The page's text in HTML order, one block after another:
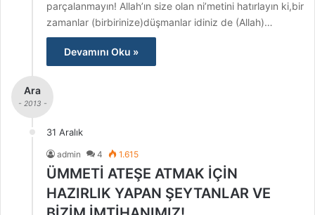
parçalanmayın! Allah’ın size olan ni’metini hatırlayın ki,bir
zamanlar (birbirinize)düşmanlar idiniz de (Allah)…
Devamını Oku »
Ara
- 2013 -
31 Aralık
admin 4 1.615
ÜMMETİ ATEŞE ATMAK İÇİN
HAZIRLIK YAPAN ŞEYTANLAR VE